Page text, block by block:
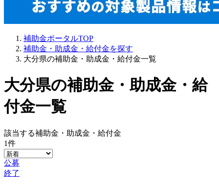
補助金ポータルTOP
補助金・助成金・給付金を探す
大分県の補助金・助成金・給付金一覧
大分県の補助金・助成金・給
付金一覧
該当する補助金・助成金・給付金
1件
公募
終了